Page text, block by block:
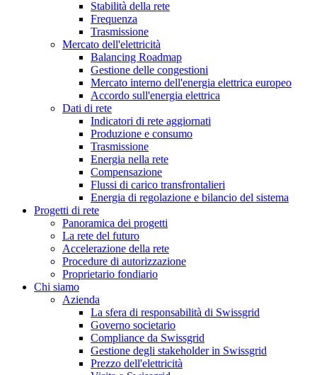
Stabilità della rete
Frequenza
Trasmissione
Mercato dell'elettricità
Balancing Roadmap
Gestione delle congestioni
Mercato interno dell'energia elettrica europeo
Accordo sull'energia elettrica
Dati di rete
Indicatori di rete aggiornati
Produzione e consumo
Trasmissione
Energia nella rete
Compensazione
Flussi di carico transfrontalieri
Energia di regolazione e bilancio del sistema
Progetti di rete
Panoramica dei progetti
La rete del futuro
Accelerazione della rete
Procedure di autorizzazione
Proprietario fondiario
Chi siamo
Azienda
La sfera di responsabilità di Swissgrid
Governo societario
Compliance da Swissgrid
Gestione degli stakeholder in Swissgrid
Prezzo dell'elettricità